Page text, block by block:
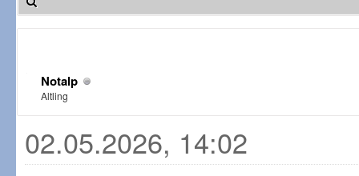
Notalp
Altling
02.05.2026, 14:02